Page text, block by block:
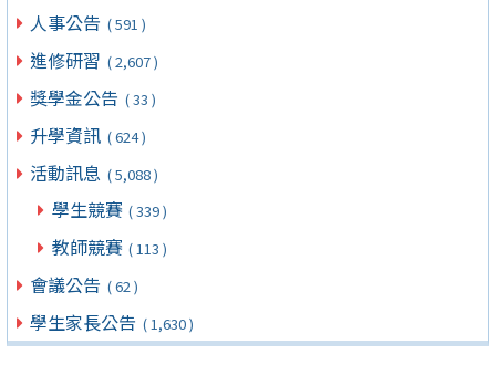
人事公告 ( 591 )
進修研習 ( 2,607 )
獎學金公告 ( 33 )
升學資訊 ( 624 )
活動訊息 ( 5,088 )
學生競賽 ( 339 )
教師競賽 ( 113 )
會議公告 ( 62 )
學生家長公告 ( 1,630 )